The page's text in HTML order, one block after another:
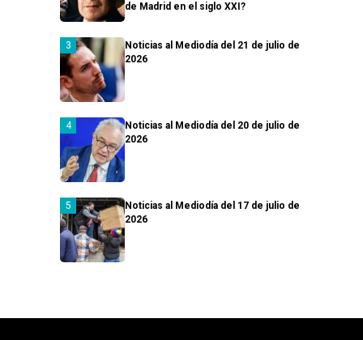
de Madrid en el siglo XXI?
Noticias al Mediodía del 21 de julio de
2026
Noticias al Mediodía del 20 de julio de
2026
Noticias al Mediodía del 17 de julio de
2026